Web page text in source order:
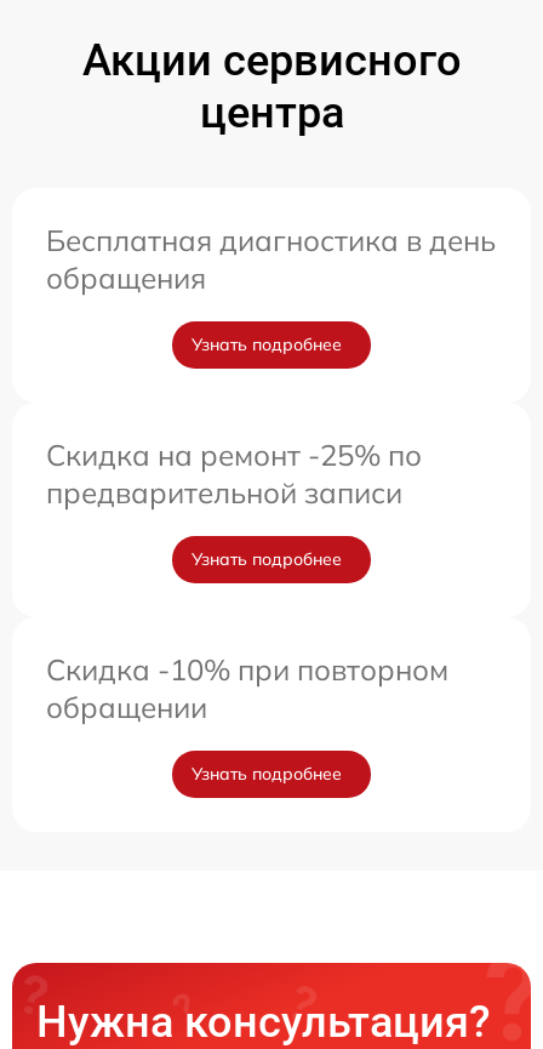
Акции сервисного
центра
Бесплатная диагностика в день
обращения
Узнать подробнее
Скидка на ремонт -25% по
предварительной записи
Узнать подробнее
Скидка -10% при повторном
обращении
Узнать подробнее
Нужна консультация?